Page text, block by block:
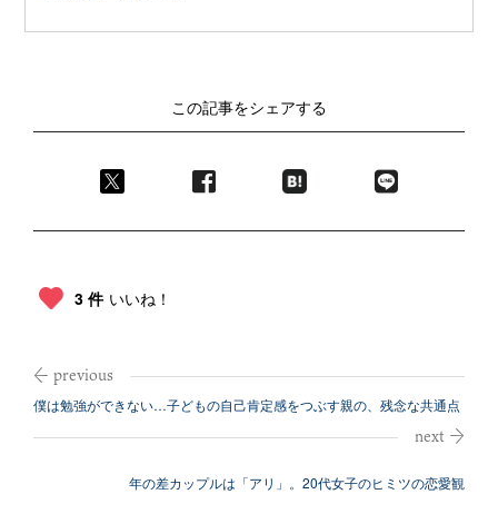
この記事をシェアする
3 件 いいね！
僕は勉強ができない…子どもの自己肯定感をつぶす親の、残念な共通点
年の差カップルは「アリ」。20代女子のヒミツの恋愛観